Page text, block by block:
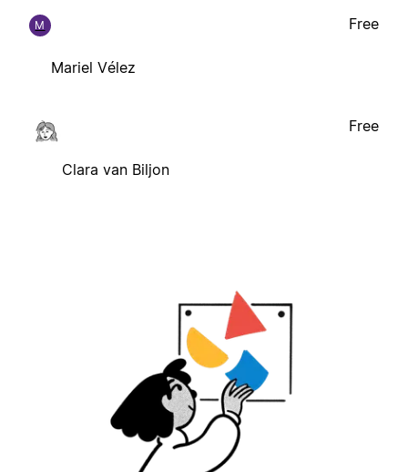
M
Mariel Vélez
Free
Clara van Biljon
Free